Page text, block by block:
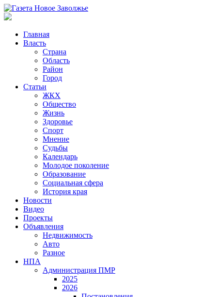
Главная
Власть
Страна
Область
Район
Город
Статьи
ЖКХ
Общество
Жизнь
Здоровье
Спорт
Мнение
Судьбы
Календарь
Молодое поколение
Образование
Социальная сфера
История края
Новости
Видео
Проекты
Объявления
Недвижимость
Авто
Разное
НПА
Администрация ПМР
2025
2026